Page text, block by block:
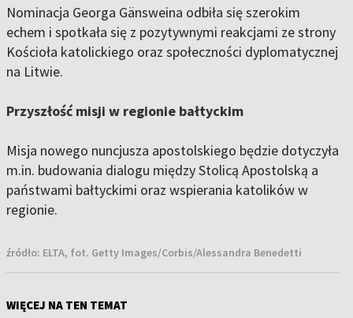
Nominacja Georga Gänsweina odbiła się szerokim
echem i spotkała się z pozytywnymi reakcjami ze strony
Kościoła katolickiego oraz społeczności dyplomatycznej
na Litwie.
Przyszłość misji w regionie bałtyckim
Misja nowego nuncjusza apostolskiego będzie dotyczyła
m.in. budowania dialogu między Stolicą Apostolską a
państwami bałtyckimi oraz wspierania katolików w
regionie.
źródło: ELTA, fot. Getty Images/Corbis/Alessandra Benedetti
WIĘCEJ NA TEN TEMAT